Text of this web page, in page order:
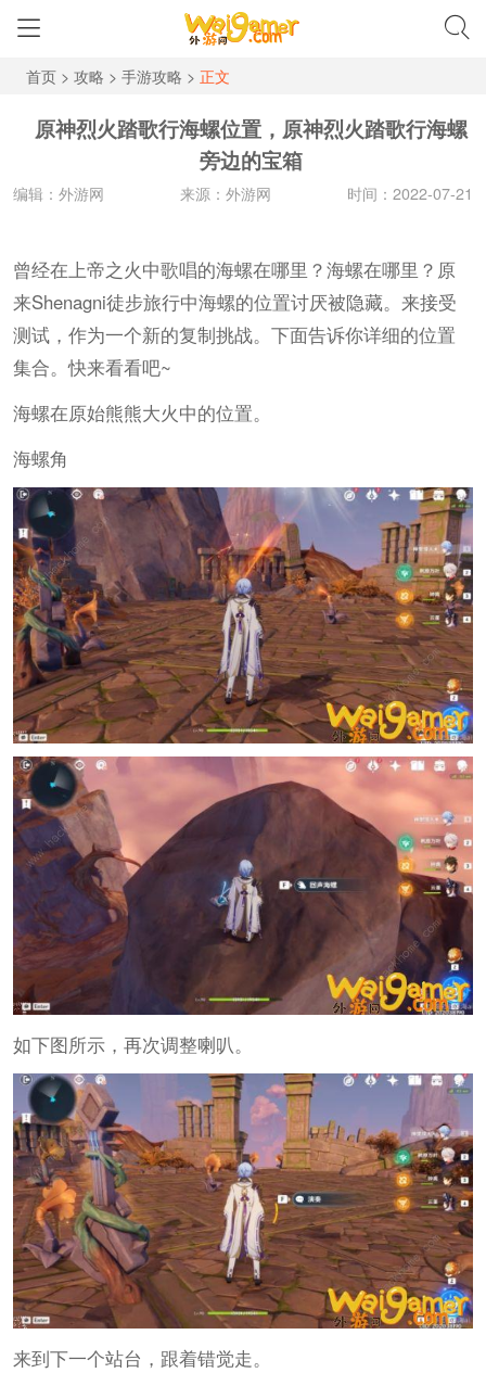
首页> 攻略 > 手游攻略 > 正文
原神烈火踏歌行海螺位置，原神烈火踏歌行海螺
旁边的宝箱
编辑：外游网 来源：外游网 时间：2022-07-21
曾经在上帝之火中歌唱的海螺在哪里？海螺在哪里？原
来Shenagni徒步旅行中海螺的位置讨厌被隐藏。来接受
测试，作为一个新的复制挑战。下面告诉你详细的位置
集合。快来看看吧~
海螺在原始熊熊大火中的位置。
海螺角
如下图所示，再次调整喇叭。
来到下一个站台，跟着错觉走。